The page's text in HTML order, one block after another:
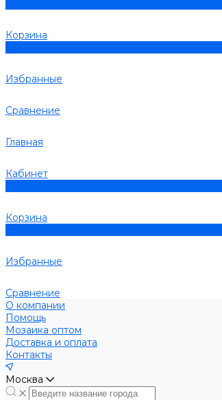
Корзина
Избранные
Сравнение
Главная
Кабинет
Корзина
Избранные
Сравнение
О компании
Помощь
Мозаика оптом
Доставка и оплата
Контакты
Москва